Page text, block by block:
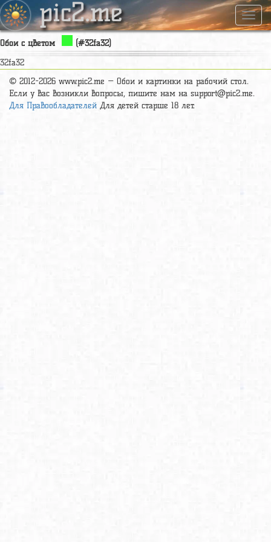
pic2.me
Обои с цветом
(#32fa32)
32fa32
© 2012-2026 www.pic2.me — Обои и картинки на рабочий стол.
Если у вас возникли вопросы, пишите нам на support@pic2.me.
Для Правообладателей Для детей старше 18 лет.